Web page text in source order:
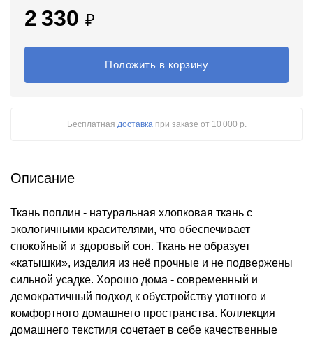
2 330 ₽
Положить в корзину
Бесплатная доставкапри заказе от 10 000 р.
Описание
Ткань поплин - натуральная хлопковая ткань с
экологичными красителями, что обеспечивает
спокойный и здоровый сон. Ткань не образует
«катышки», изделия из неё прочные и не подвержены
сильной усадке. Хорошо дома - современный и
демократичный подход к обустройству уютного и
комфортного домашнего пространства. Коллекция
домашнего текстиля сочетает в себе качественные